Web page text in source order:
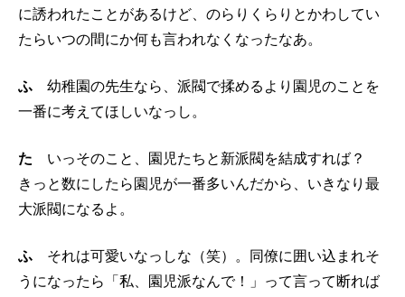
に誘われたことがあるけど、のらりくらりとかわしてい
たらいつの間にか何も言われなくなったなあ。
ふ 幼稚園の先生なら、派閥で揉めるより園児のことを
一番に考えてほしいなっし。
た いっそのこと、園児たちと新派閥を結成すれば？
きっと数にしたら園児が一番多いんだから、いきなり最
大派閥になるよ。
ふ それは可愛いなっしな（笑）。同僚に囲い込まれそ
うになったら「私、園児派なんで！」って言って断れば